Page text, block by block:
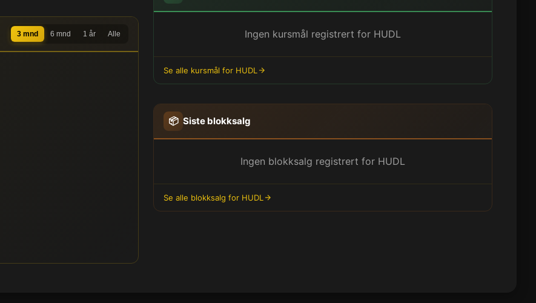
3 mnd 6 mnd 1 år Alle Ingen kursmål registrert for HUDL
Se alle kursmål for HUDL
📦 Siste blokksalg
Ingen blokksalg registrert for HUDL
Se alle blokksalg for HUDL